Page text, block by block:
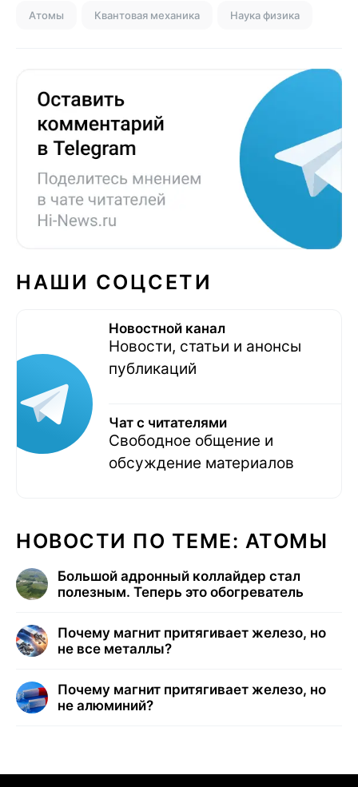
Атомы Квантовая механика Наука физика
НАШИ СОЦСЕТИ
Новостной канал
Новости, статьи и анонсы
публикаций
Чат с читателями
Свободное общение и
обсуждение материалов
НОВОСТИ ПО ТЕМЕ: АТОМЫ
Большой адронный коллайдер стал
полезным. Теперь это обогреватель
Почему магнит притягивает железо, но
не все металлы?
Почему магнит притягивает железо, но
не алюминий?